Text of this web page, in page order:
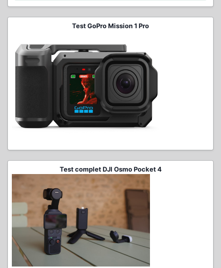
Test GoPro Mission 1 Pro
Test complet DJI Osmo Pocket 4